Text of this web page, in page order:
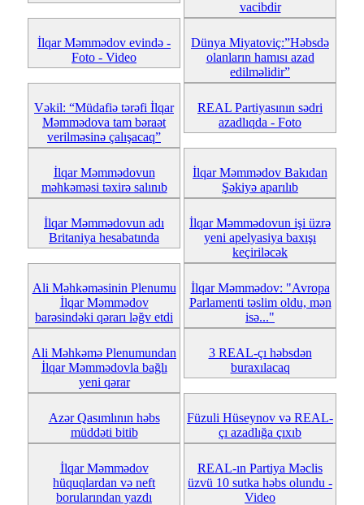
vacibdir
İlqar Məmmədov evində -
Foto - Video
Dünya Miyatoviç:”Həbsdə
olanların hamısı azad
edilməlidir”
Vəkil: “Müdafiə tərəfi İlqar
Məmmədova tam bəraət
verilməsinə çalışacaq”
REAL Partiyasının sədri
azadlıqda - Foto
İlqar Məmmədovun
məhkəməsi təxirə salınıb
İlqar Məmmədov Bakıdan
Şəkiyə aparılıb
İlqar Məmmədovun adı
Britaniya hesabatında
İlqar Məmmədovun işi üzrə
yeni apelyasiya baxışı
keçiriləcək
Ali Məhkəməsinin Plenumu
İlqar Məmmədov
barəsindəki qərarı ləğv etdi
İlqar Məmmədov: "Avropa
Parlamenti təslim oldu, mən
isə..."
Ali Məhkəmə Plenumundan
İlqar Məmmədovla bağlı
yeni qərar
3 REAL-çı həbsdən
buraxılacaq
Azər Qasımlının həbs
müddəti bitib
Füzuli Hüseynov və REAL-
çı azadlığa çıxıb
İlqar Məmmədov
hüquqlardan və neft
borularından yazdı
REAL-ın Partiya Məclis
üzvü 10 sutka həbs olundu -
Video